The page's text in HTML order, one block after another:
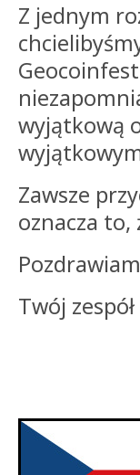
Z jednym
wyjątkową
Zawsze
oznacza to,
Twój